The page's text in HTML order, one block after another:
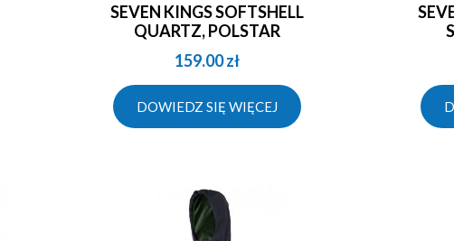
SEVEN KINGS SOFTSHELL
QUARTZ, POLSTAR
159.00zł
DOWIEDZ SIĘ WIĘCEJ
SEVEN KINGS SOFTSHELL